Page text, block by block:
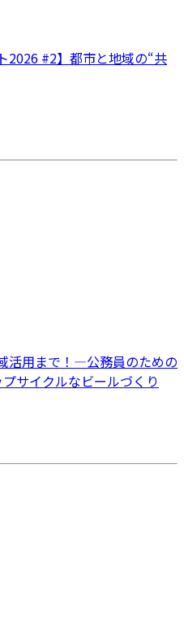
2026 #2】都市と地域の“共
活用まで！―公務員のための
サイクルなビールづくり